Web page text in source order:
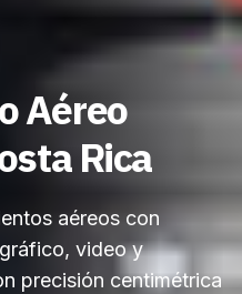
Aéreo
Rica
aéreos con
video y
precisión centimétrica